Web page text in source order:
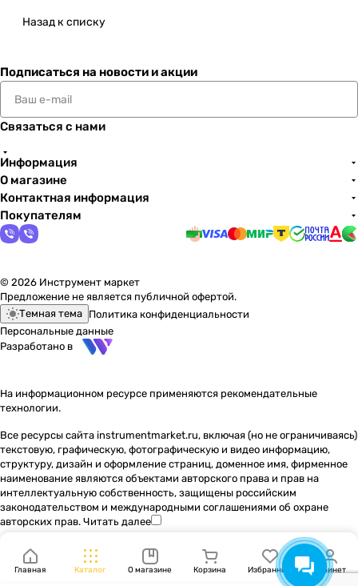
Назад к списку
Подписаться на новости и акции
Связаться с нами
Информация
О магазине
Контактная информация
Покупателям
© 2026 Инструмент маркет
Предложение не является публичной офертой.
Темная тема Политика конфиденциальности
Персональные данные
Разработано в
На информационном ресурсе применяются рекомендательные
технологии.
Все ресурсы сайта instrumentmarket.ru, включая (но не ограничиваясь)
текстовую, графическую, фотографическую и видео информацию,
структуру, дизайн и оформление страниц, доменное имя, фирменное
наименование являются объектами авторского права и прав на
интеллектуальную собственность, защищены российским
законодательством и международными соглашениями об охране
авторских прав. Читать далее
Главная Каталог О магазине Корзина Избранные Кабинет